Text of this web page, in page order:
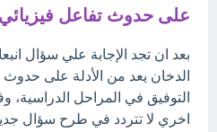
على حدوث تفاعل
بعد ان تجد الإجابة علي سؤال
الدخان يعد من الأدلة على حدوث
التوفيق في المراحل الدراسية،
اخري لا تتردد في طرح سؤال